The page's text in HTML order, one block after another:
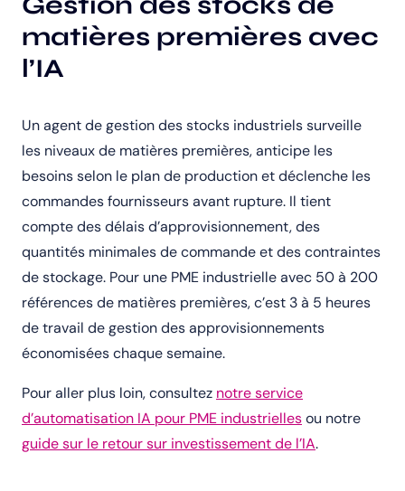
matières premières avec
l’IA
Un agent de gestion des stocks industriels surveille
les niveaux de matières premières, anticipe les
besoins selon le plan de production et déclenche les
commandes fournisseurs avant rupture. Il tient
compte des délais d’approvisionnement, des
quantités minimales de commande et des contraintes
de stockage. Pour une PME industrielle avec 50 à 200
références de matières premières, c’est 3 à 5 heures
de travail de gestion des approvisionnements
économisées chaque semaine.
Pour aller plus loin, consultez notre service
d’automatisation IA pour PME industriellesou notre
guide sur le retour sur investissement de l’IA.